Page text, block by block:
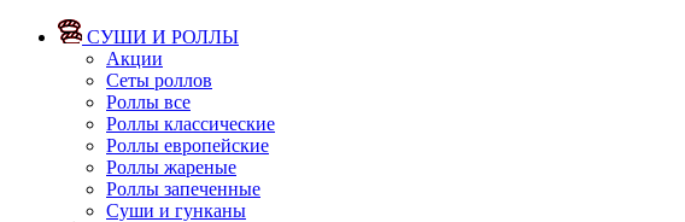
СУШИ И РОЛЛЫ
Акции
Сеты роллов
Роллы все
Роллы классические
Роллы европейские
Роллы жареные
Роллы запеченные
Суши и гунканы